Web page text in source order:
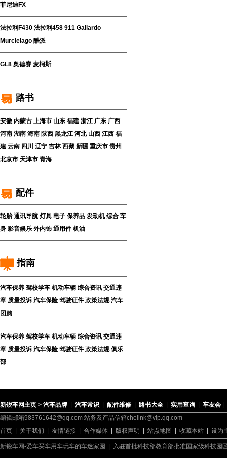
菲尼迪FX
法拉利F430 法拉利458 911 Gallardo
Murcielago 酷派
GL8 奥德赛 麦柯斯
路书
安徽 内蒙古 上海市 山东 福建 浙江 广东 广西
河南 湖南 海南 陕西 黑龙江 河北 山西 江西 福
建 云南 四川 辽宁 吉林 西藏 新疆 重庆市 贵州
北京市 天津市 青海
配件
轮胎 通讯导航 灯具 电子 保养品 发动机 综合 车
身 影音娱乐 外内饰 通用件 机油
指南
汽车保养 驾校学车 机动车辆 综合资讯 交通违
章 质量投诉 汽车保险 驾驶证件 政策法规 汽车
团购
汽车保养 驾校学车 机动车辆 综合资讯 交通违
章 质量投诉 汽车保险 驾驶证件 政策法规 俱乐
部
新锐车网主页 > 汽车品牌 汽车常识 配件维修 路书大全 实用查询 车友会
编辑邮箱983761642@qq.com 站务及产品信箱chelink@vip.qq.com
首页
关于我们 友情链接 合作媒体 版权声明 站点地图 收藏本站 设为
新锐车网-爱车买车用车玩车的车迷家园 入驻首批科技部教育部批准国家级科技园